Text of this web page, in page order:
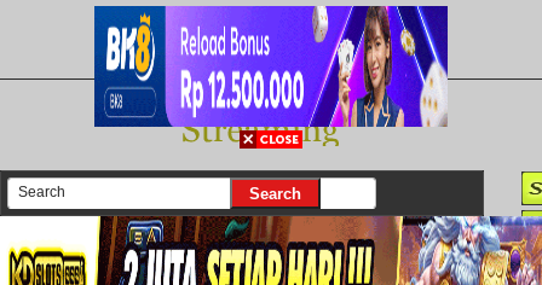
There are currently 25639 movies on our website
Login